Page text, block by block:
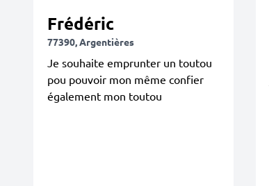
Frédéric
77390, Argentières
Je souhaite emprunter un toutou
pou pouvoir mon même confier
également mon toutou